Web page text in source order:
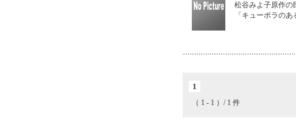
松谷みよ子原作の
「キューポラの
1
（ 1 - 1 ）/ 1 件